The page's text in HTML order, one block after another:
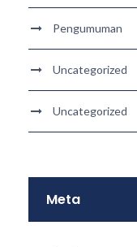
Pengumuman
Uncategorized
Uncategorized
Meta